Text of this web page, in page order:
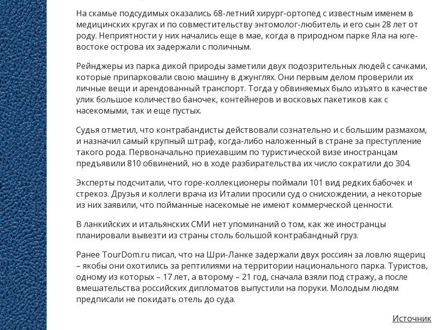
На скамье подсудимых оказались 68-летний хирург-ортопед с известным именем в
медицинских кругах и по совместительству энтомолог-любитель и его сын 28 лет от
роду. Неприятности у них начались еще в мае, когда в природном парке Яла на юге-
востоке острова их задержали с поличным.
Рейнджеры из парка дикой природы заметили двух подозрительных людей с сачками,
которые припарковали свою машину в джунглях. Они первым делом проверили их
личные вещи и арендованный транспорт. Тогда у обвиняемых было изъято в качестве
улик большое количество баночек, контейнеров и восковых пакетиков как с
насекомыми, так и еще пустых.
Судья отметил, что контрабандисты действовали сознательно и с большим размахом,
и назначил самый крупный штраф, когда-либо наложенный в стране за преступление
такого рода. Первоначально приехавшим по туристической визе иностранцам
предъявили 810 обвинений, но в ходе разбирательства их число сократили до 304.
Эксперты подсчитали, что горе-коллекционеры поймали 101 вид редких бабочек и
стрекоз. Друзья и коллеги врача из Италии просили суд о снисхождении, а некоторые
из них заявили, что пойманные насекомые не имеют коммерческой ценности.
В ланкийских и итальянских СМИ нет упоминаний о том, как же иностранцы
планировали вывезти из страны столь большой контрабандный груз.
Ранее TourDom.ru писал, что на Шри-Ланке задержали двух россиян за ловлю ящериц
– якобы они охотились за рептилиями на территории национального парка. Туристов,
одному из которых – 17 лет, а второму – 21 год, сначала взяли под стражу, а после
вмешательства российских дипломатов выпустили на поруки. Молодым людям
предписали не покидать отель до суда.
Источник